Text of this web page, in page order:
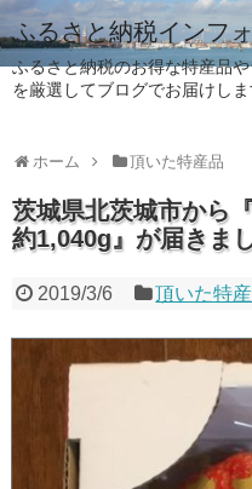
ふるさと納税インフ
ふるさと納税のお得な特産品
を厳選してブログでお届けしま
ホーム 頂いた特産品
茨城県北茨城市から
約1,040g』が届きま
2019/3/6 頂いた特